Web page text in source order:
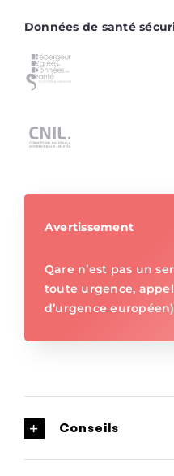
Données de santé
Avertissement
Qare n’est pas un
toute urgence,
d’urgence européen)
Conseils